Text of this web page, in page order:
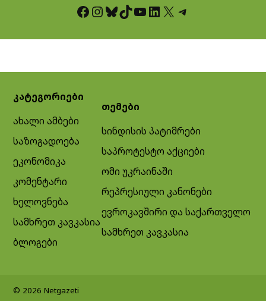
Facebook InstagramBluesky TikTok YouTube LinkedIn X Telegram
კატეგორიები
ახალი ამბები
საზოგადოება
ეკონომიკა
კომენტარი
ხელოვნება
სამხრეთ კავკასია
ბლოგები
თემები
სინდისის პატიმრები
საპროტესტო აქციები
ომი უკრაინაში
რეპრესიული კანონები
ევროკავშირი და საქართველო
სამხრეთ კავკასია
© 2026 Netgazeti